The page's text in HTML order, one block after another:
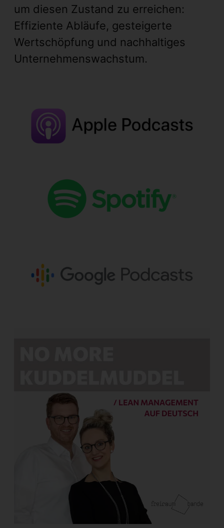
um diesen Zustand zu erreichen:
Effiziente Abläufe, gesteigerte
Wertschöpfung und nachhaltiges
Unternehmenswachstum.